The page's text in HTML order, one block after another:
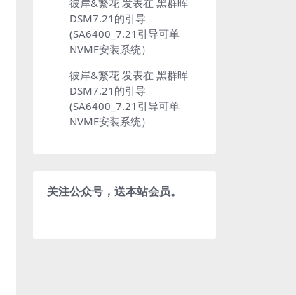
DSM7.21的引导
(SA6400_7.21引导可单
NVME安装系统）
彼岸&繁花 发表在 黑群晖
DSM7.21的引导
(SA6400_7.21引导可单
NVME安装系统）
关注公众号，送本站会员。